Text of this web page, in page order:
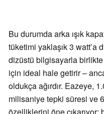
Bu durumda arka ışık
tüketimi yaklaşık 3 watt’a
dizüstü bilgisayarla
için ideal hale getirir –
oldukça ağırdır. Eazeye,
milisaniye tepki süresi ve